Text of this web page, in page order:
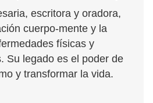
escritora y oradora,
cuerpo-mente y la
físicas y
Su legado es el poder de
y transformar la vida.